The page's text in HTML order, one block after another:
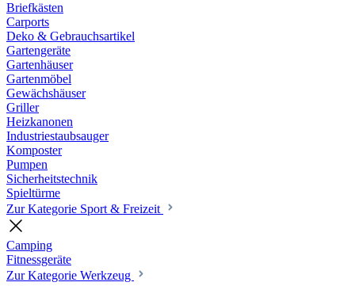
Briefkästen
Carports
Deko & Gebrauchsartikel
Gartengeräte
Gartenhäuser
Gartenmöbel
Gewächshäuser
Griller
Heizkanonen
Industriestaubsauger
Komposter
Pumpen
Sicherheitstechnik
Spieltürme
Zur Kategorie Sport & Freizeit
Camping
Fitnessgeräte
Zur Kategorie Werkzeug